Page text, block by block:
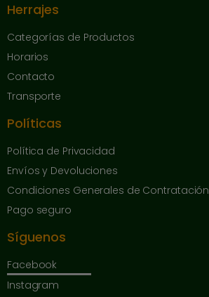
Herrajes
Categorías de Productos
Horarios
Contacto
Transporte
Políticas
Política de Privacidad
Envíos y Devoluciones
Condiciones Generales de Contratación
Pago seguro
Síguenos
Facebook
Instagram